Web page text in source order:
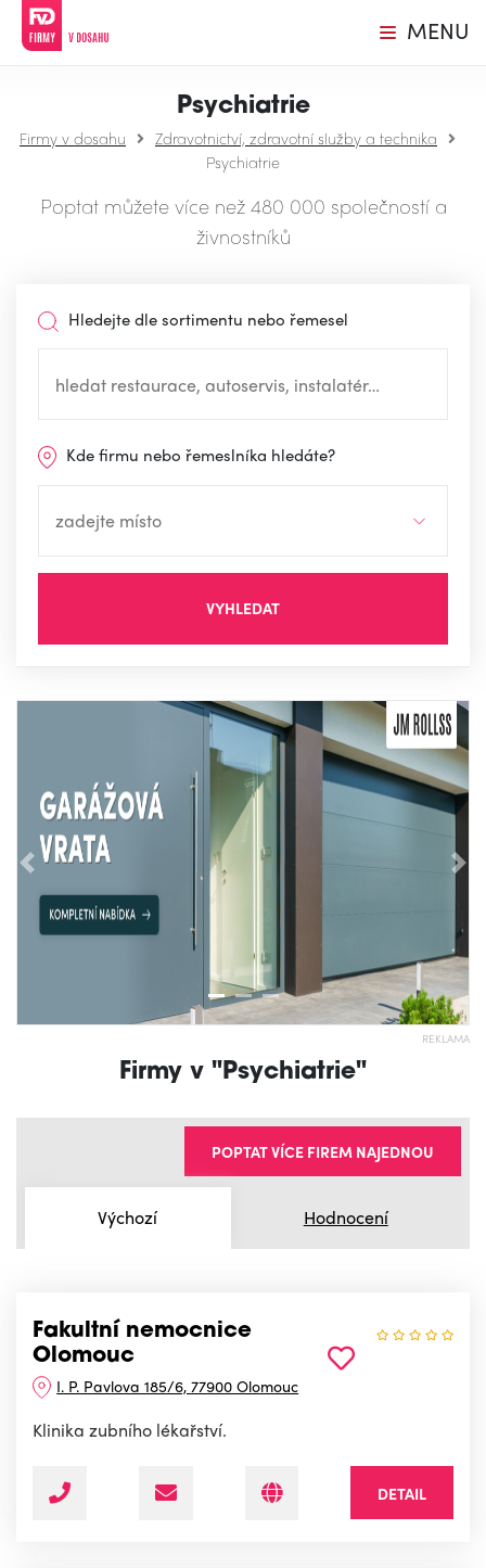
MENU
Psychiatrie
Firmy v dosahu
Zdravotnictví, zdravotní služby a technika
Psychiatrie
Poptat můžete více než 480 000 společností a
živnostníků
Hledejte dle sortimentu nebo řemesel
Kde firmu nebo řemeslníka hledáte?
VYHLEDAT
Předchozí
REKLAMA
Firmy v "Psychiatrie"
Výchozí Hodnocení
POPTAT VÍCE FIREM NAJEDNOU
Fakultní nemocnice
Olomouc
I. P. Pavlova 185/6, 77900 Olomouc
Klinika zubního lékařství.
DETAIL